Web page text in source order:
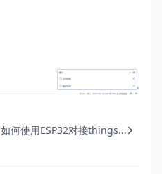
如何使用ESP32对接things...